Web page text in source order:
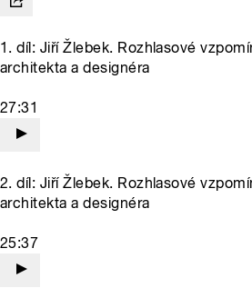
1. díl: Jiří Žlebek. Rozhlasové
architekta a designéra
27:31
2. díl: Jiří Žlebek. Rozhlasové
architekta a designéra
25:37